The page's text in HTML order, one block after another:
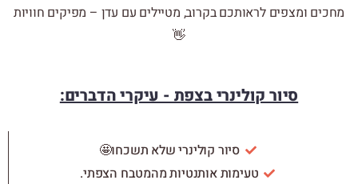
מחכים ומצפים לראותכם בקרוב, מטיילים עם עדן – מפיקים חוויות
👋
סיור קולינרי בצפת - עיקרי הדברים:
סיור קולינרי שלא תשכחו🤩
טעימות אותנטיות מהמטבח הצפתי.